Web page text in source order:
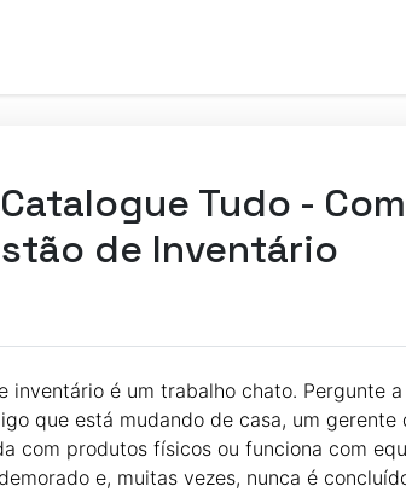
Tudo -
de Inventário
inventário é um trabalho chato. Pergunte
que está mudando de casa, um gerente
com produtos físicos ou funciona com
e, muitas vezes, nunca é